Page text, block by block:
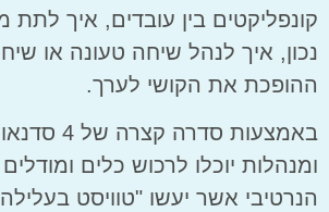
קונפליקטים בין עובדים, איך לתת
נכון, איך לנהל שיחה טעונה או
ההופכת את הקושי לערך.
באמצעות
ומנהלות יוכלו לרכוש כלים
הנרטיבי אשר יעשו "טוויסט